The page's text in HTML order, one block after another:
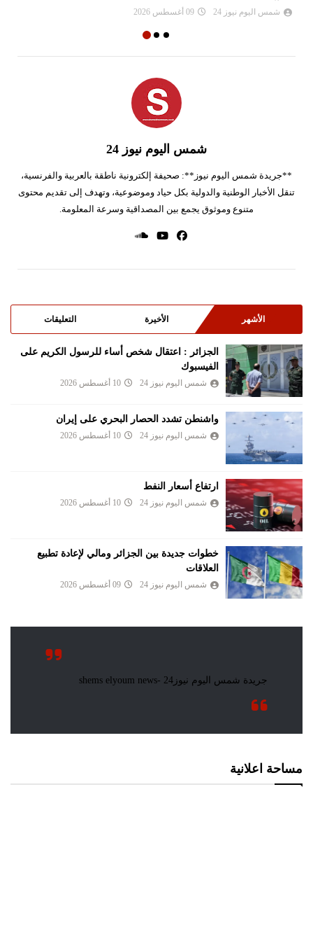
شمس اليوم نيوز 24 09 أغسطس 2026
شمس اليوم نيوز 24
**جريدة شمس اليوم نيوز**: صحيفة إلكترونية ناطقة بالعربية والفرنسية،
تنقل الأخبار الوطنية والدولية بكل حياد وموضوعية، وتهدف إلى تقديم محتوى
متنوع وموثوق يجمع بين المصداقية وسرعة المعلومة.
الأشهر الأخيرة التعليقات
الجزائر : اعتقال شخص أساء للرسول الكريم على
الفيسبوك
شمس اليوم نيوز 24 10 أغسطس 2026
واشنطن تشدد الحصار البحري على إيران
شمس اليوم نيوز 24 10 أغسطس 2026
ارتفاع أسعار النفط
شمس اليوم نيوز 24 10 أغسطس 2026
خطوات جديدة بين الجزائر ومالي لإعادة تطبيع
العلاقات
شمس اليوم نيوز 24 09 أغسطس 2026
مساحة اعلانية